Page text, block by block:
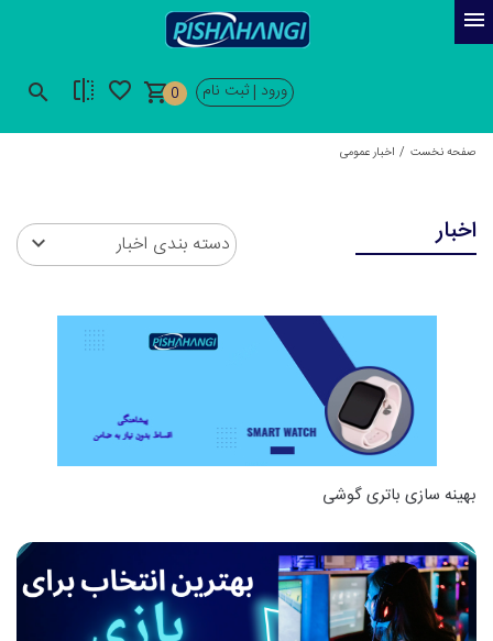
0 ورود |ثبت نام
صفحه نخست اخبار عمومی
اخبار دسته بندی اخبار
بهینه سازی باتری گوشی